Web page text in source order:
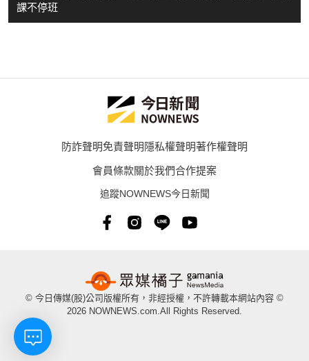
課不停班
防詐聲明免責聲明隱私權聲明著作權聲明
會員條款關於我們合作提案
追蹤NOWNEWS今日新聞
© 今日傳媒(股)公司版權所有，非經授權，不許轉載本網站內容 ©
2026 NOWNEWS.com.All Rights Reserved.